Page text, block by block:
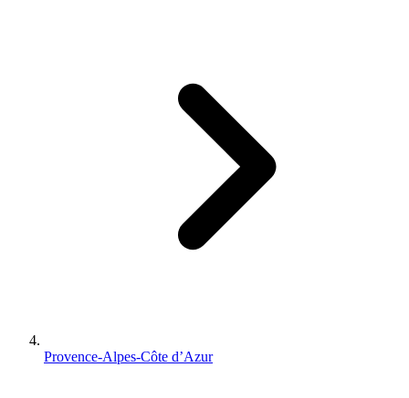
Provence-Alpes-Côte d’Azur